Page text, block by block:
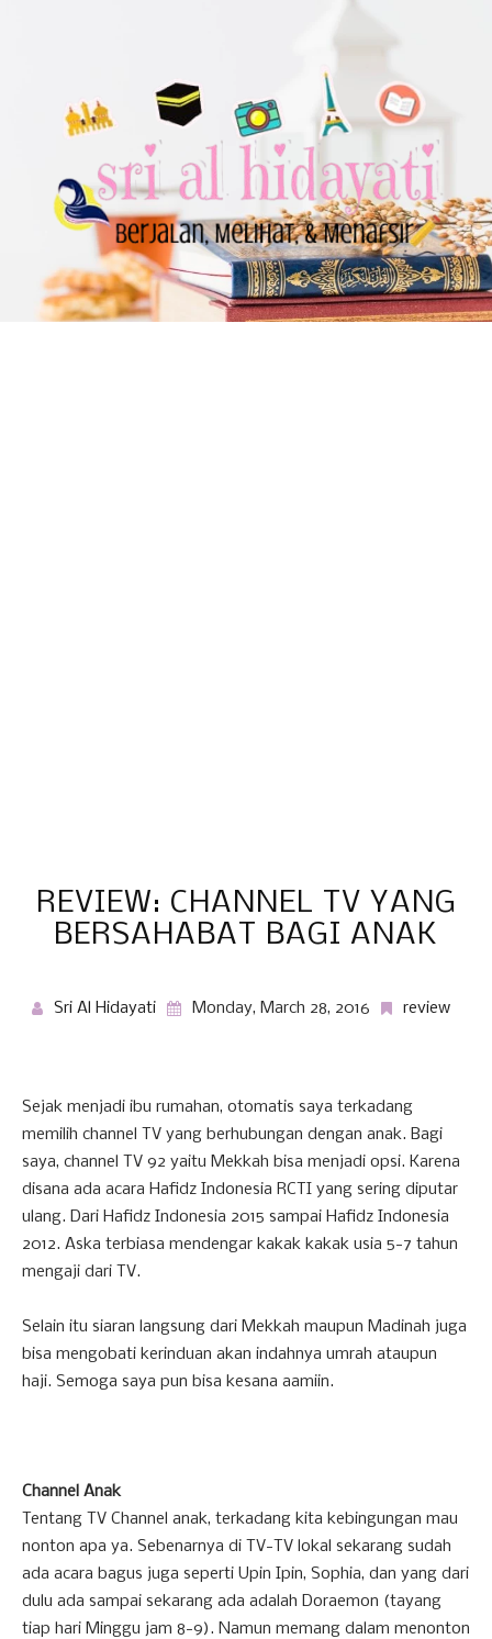
REVIEW: CHANNEL TV YANG
BERSAHABAT BAGI ANAK
Sri Al Hidayati Monday, March 28, 2016 review
Sejak menjadi ibu rumahan, otomatis saya terkadang
memilih channel TV yang berhubungan dengan anak. Bagi
saya, channel TV 92 yaitu Mekkah bisa menjadi opsi. Karena
disana ada acara Hafidz Indonesia RCTI yang sering diputar
ulang. Dari Hafidz Indonesia 2015 sampai Hafidz Indonesia
2012. Aska terbiasa mendengar kakak kakak usia 5-7 tahun
mengaji dari TV.
Selain itu siaran langsung dari Mekkah maupun Madinah juga
bisa mengobati kerinduan akan indahnya umrah ataupun
haji. Semoga saya pun bisa kesana aamiin.
Channel Anak
Tentang TV Channel anak, terkadang kita kebingungan mau
nonton apa ya. Sebenarnya di TV-TV lokal sekarang sudah
ada acara bagus juga seperti Upin Ipin, Sophia, dan yang dari
dulu ada sampai sekarang ada adalah Doraemon (tayang
tiap hari Minggu jam 8-9). Namun memang dalam menonton